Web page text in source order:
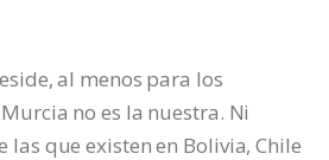
al menos para los
no es la nuestra. Ni
que existen en Bolivia, Chile